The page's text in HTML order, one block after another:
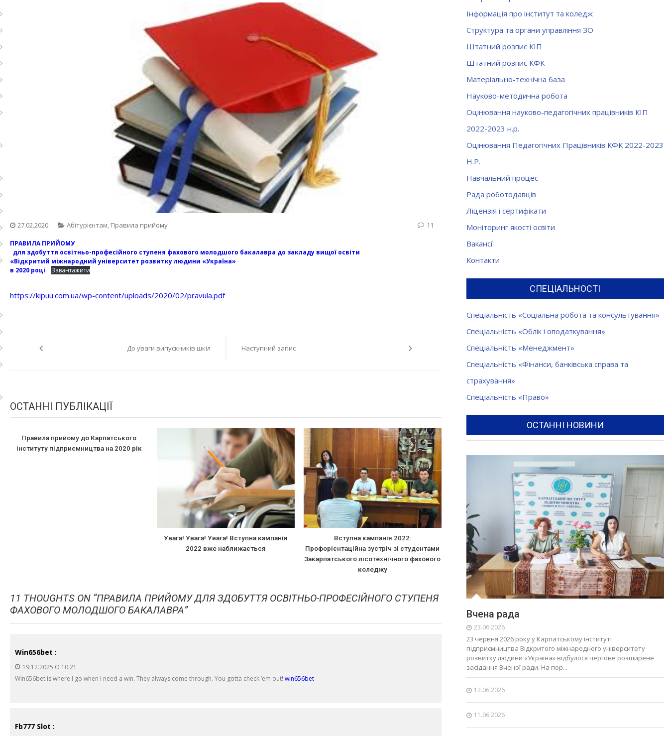
27.02.2020 Абітурієнтам, Правила прийому 11
ПРАВИЛА ПРИЙОМУ
для здобуття освітньо-професійного ступеня фахового молодшого бакалавра до закладу вищої освіти
«Відкритий міжнародний університет розвитку людини «Україна»
в 2020 році
Завантажити
https://kipuu.com.ua/wp-content/uploads/2020/02/pravula.pdf
записів
До уваги випускників шкіл Наступний запис
ОСТАННІ ПУБЛІКАЦІЇ
Правила прийому до Карпатського
інституту підприємництва на 2020 рік
Увага! Увага! Увага! Вступна кампанія
2022 вже наближається
Вступна кампанія 2022:
Профорієнтаційна зустріч зі студентами
Закарпатського лісотехнічного фахового
коледжу
11 THOUGHTS ON “ПРАВИЛА ПРИЙОМУ ДЛЯ ЗДОБУТТЯ ОСВІТНЬО-ПРОФЕСІЙНОГО СТУПЕНЯ
ФАХОВОГО МОЛОДШОГО БАКАЛАВРА”
Win656bet :
19.12.2025 О 10:21
Win656bet is where I go when I need a win. They always come through. You gotta check ’em out! win656bet
Fb777 Slot :
Інформація про інститут та коледж
Структура та органи управління ЗО
Штатний розпис КІП
Штатний розпис КФК
Матеріально-технічна база
Науково-методична робота
Оцінювання науково-педагогічних працівників КІП
2022-2023 н.р.
Оцінювання Педагогічних Працівників КФК 2022-2023
Н.Р.
Навчальний процес
Рада роботодавців
Ліцензія і сертифікати
Моніторинг якості освіти
Вакансії
Контакти
СПЕЦІАЛЬНОСТІ
Спеціальність «Соціальна робота та консультування»
Спеціальність «Облік і оподаткування»
Спеціальність «Менеджмент»
Спеціальність «Фінанси, банківська справа та
страхування»
Спеціальність «Право»
ОСТАННІ НОВИНИ
Вчена рада
23.06.2026
23 червня 2026 року у Карпатському інституті
підприємництва Відкритого міжнародного університету
розвитку людини «Україна» відбулося чергове розширене
засідання Вченої ради. На пор...
12.06.2026
11.06.2026